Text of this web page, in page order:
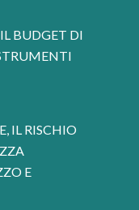
BUDGET DI
IL RISCHIO
E